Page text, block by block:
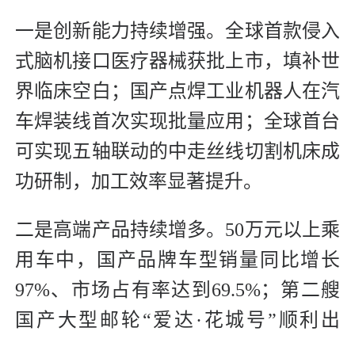
一是创新能力持续增强。全球首款侵入
式脑机接口医疗器械获批上市，填补世
界临床空白；国产点焊工业机器人在汽
车焊装线首次实现批量应用；全球首台
可实现五轴联动的中走丝线切割机床成
功研制，加工效率显著提升。
二是高端产品持续增多。50万元以上乘
用车中，国产品牌车型销量同比增长
97%、市场占有率达到69.5%；第二艘
国产大型邮轮“爱达·花城号”顺利出